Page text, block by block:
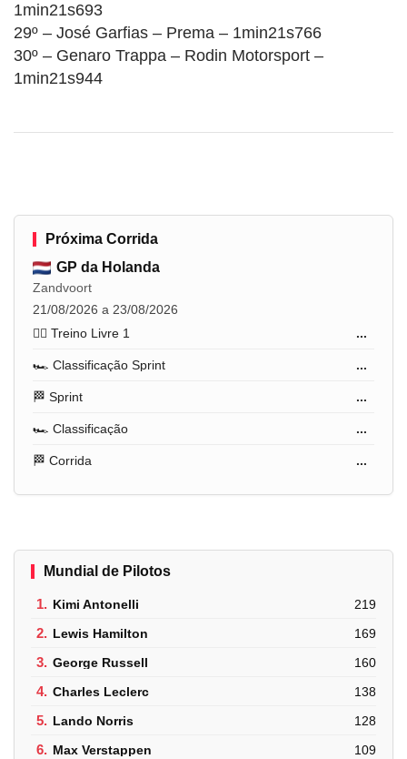
1min21s693
29º – José Garfias – Prema – 1min21s766
30º – Genaro Trappa – Rodin Motorsport –
1min21s944
Próxima Corrida
GP da Holanda
Zandvoort
21/08/2026 a 23/08/2026
🏋️‍♂️ Treino Livre 1
...
🏎️ Classificação Sprint ...
🏁 Sprint ...
🏎️ Classificação ...
🏁 Corrida ...
Mundial de Pilotos
1. Kimi Antonelli 219
2. Lewis Hamilton 169
3. George Russell 160
4. Charles Leclerc 138
5. Lando Norris 128
6. Max Verstappen 109